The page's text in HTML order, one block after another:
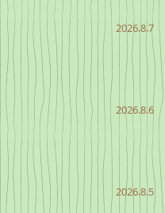
2026.8.7
2026.8.6
2026.8.5